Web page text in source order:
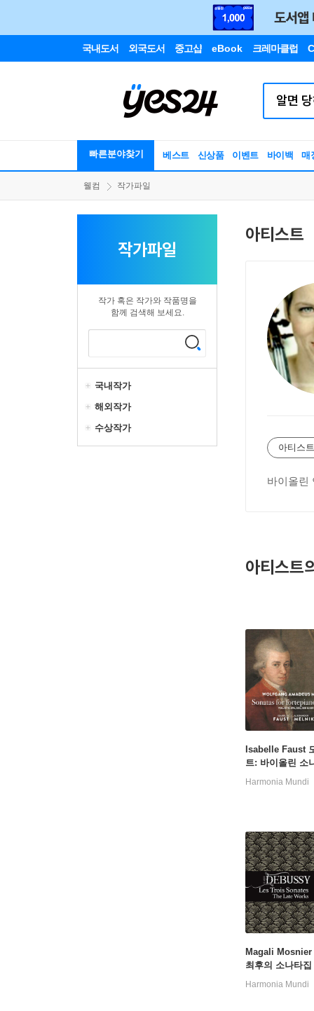
국내도서 외국도서 중고샵 eBook 크레마클럽
빠른분야찾기 베스트 신상품 이벤트 바이백 매
웰컴 작가파일
작가파일
작가 혹은 작가와 작품명을
함께 검색해 보세요.
국내작가
해외작가
수상작가
아티스트
아티스
바이올린
아티스트
Isabelle Faust
트: 바이올린 소
Harmonia Mundi
Magali Mosnier
최후의 소나타
Harmonia Mundi